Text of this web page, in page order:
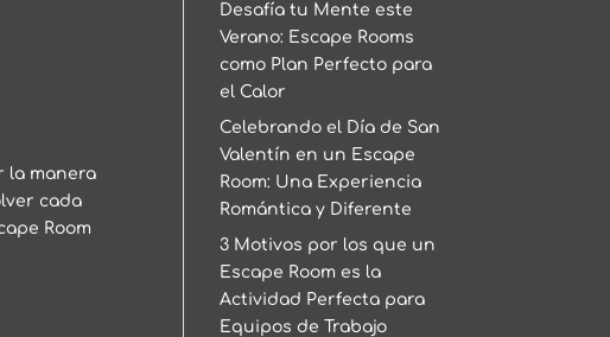
la manera
cada
Room
Desafía tu Mente este
Verano: Escape Rooms
como Plan Perfecto para
el Calor
Celebrando el Día de San
Valentín en un Escape
Room: Una Experiencia
Romántica y Diferente
3 Motivos por los que un
Escape Room es la
Actividad Perfecta para
Equipos de Trabajo